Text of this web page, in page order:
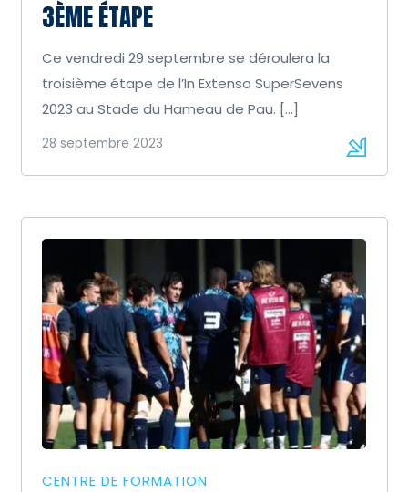
3ÈME ÉTAPE
Ce vendredi 29 septembre se déroulera la
troisième étape de l’In Extenso SuperSevens
2023 au Stade du Hameau de Pau. […]
28 septembre 2023
CENTRE DE FORMATION